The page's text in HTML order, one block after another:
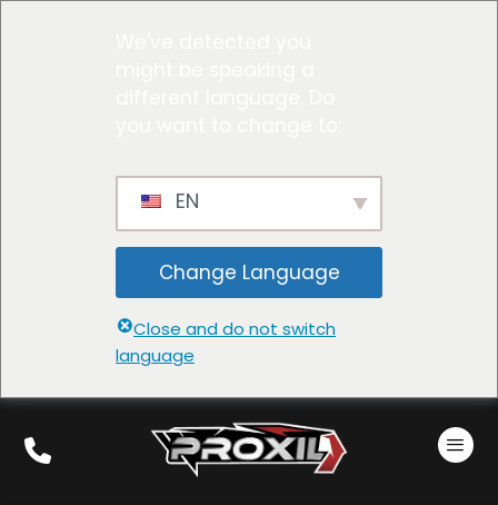
EN
Change Language
Close and do not switch
language